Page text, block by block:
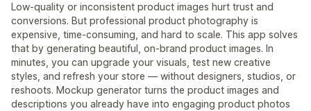
Low-quality or inconsistent product images hurt trust and
conversions. But professional product photography is
expensive, time-consuming, and hard to scale. This app solves
that by generating beautiful, on-brand product images. In
minutes, you can upgrade your visuals, test new creative
styles, and refresh your store — without designers, studios, or
reshoots. Mockup generator turns the product images and
descriptions you already have into engaging product photos